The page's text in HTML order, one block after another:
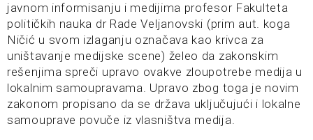
javnom informisanju i medijima profesor Fakulteta
političkih nauka dr Rade Veljanovski (prim aut. koga
Ničić u svom izlaganju označava kao krivca za
uništavanje medijske scene) želeo da zakonskim
rešenjima spreči upravo ovakve zloupotrebe medija u
lokalnim samoupravama. Upravo zbog toga je novim
zakonom propisano da se država uključujući i lokalne
samouprave povuče iz vlasništva medija.